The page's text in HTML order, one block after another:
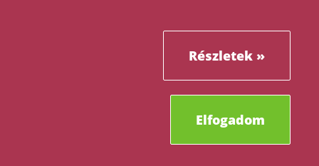
indulás:
Részletek »
Elfogadom